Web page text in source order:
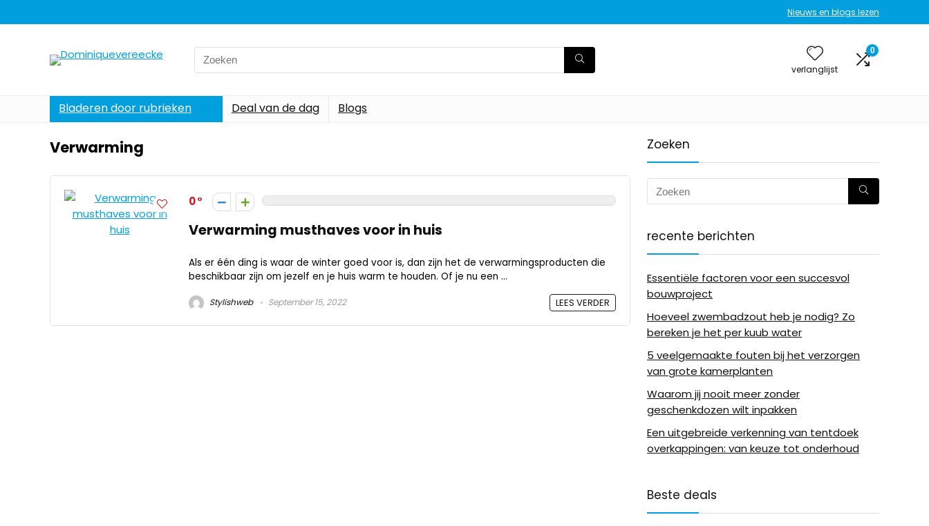
Nieuws en blogs lezen
Search
for:
verlanglijst
0
Bladeren door rubrieken Deal van de dag Blogs
Verwarming
0
Verwarming musthaves voor in huis
Als er één ding is waar de winter goed voor is, dan zijn het de verwarmingsproducten die
beschikbaar zijn om jezelf en je huis warm te houden. Of je nu een ...
Stylishweb September 15, 2022 LEES VERDER
Zoeken
recente berichten
Essentiële factoren voor een succesvol
bouwproject
Hoeveel zwembadzout heb je nodig? Zo
bereken je het per kuub water
5 veelgemaakte fouten bij het verzorgen
van grote kamerplanten
Waarom jij nooit meer zonder
geschenkdozen wilt inpakken
Een uitgebreide verkenning van tentdoek
overkappingen: van keuze tot onderhoud
Beste deals